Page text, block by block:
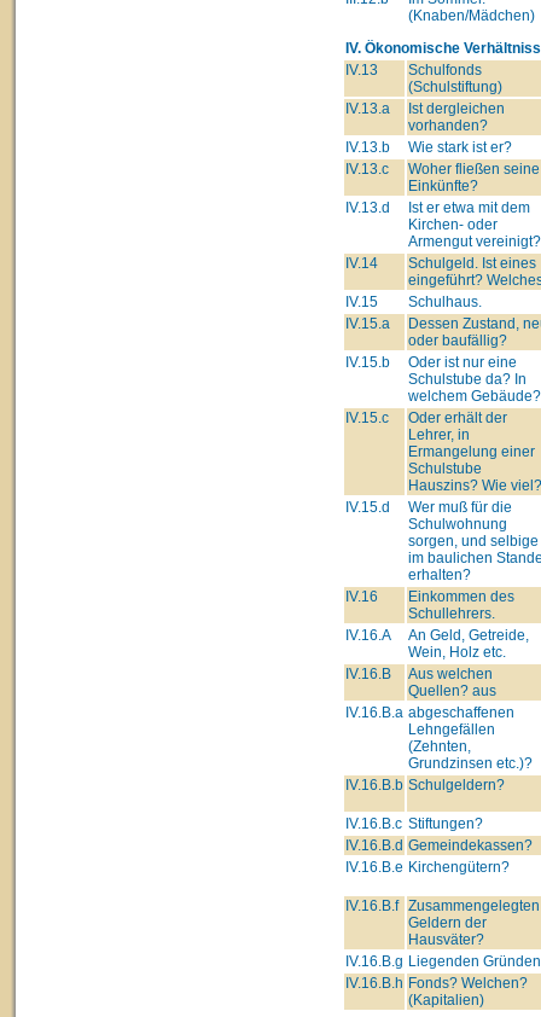
(Knaben/Mädchen)
IV. Ökonomische
IV.13
Schulfonds
(Schulstiftung)
IV.13.a
Ist dergleichen
vorhanden?
IV.13.b
Wie stark ist er?
IV.13.c
Woher fließen seine
Einkünfte?
IV.13.d
Ist er etwa mit dem
Kirchen- oder
Armengut vereinigt?
IV.14
Schulgeld. Ist eines
eingeführt?
IV.15
Schulhaus.
IV.15.a
Dessen Zustand,
oder baufällig?
IV.15.b
Oder ist nur eine
Schulstube da? In
welchem Gebäude?
IV.15.c
Oder erhält der
Lehrer, in
Ermangelung einer
Schulstube
Hauszins? Wie viel?
IV.15.d
Wer muß für die
Schulwohnung
sorgen, und selbige
im baulichen
erhalten?
IV.16
Einkommen des
Schullehrers.
IV.16.A
An Geld, Getreide,
Wein, Holz etc.
IV.16.B
Aus welchen
Quellen? aus
IV.16.B.a abgeschaffenen
Lehngefällen
(Zehnten,
Grundzinsen etc.)?
IV.16.B.b Schulgeldern?
IV.16.B.c Stiftungen?
IV.16.B.d Gemeindekassen?
IV.16.B.e Kirchengütern?
IV.16.B.f Zusammengelegten
Geldern der
Hausväter?
IV.16.B.g Liegenden
IV.16.B.h Fonds? Welchen?
(Kapitalien)